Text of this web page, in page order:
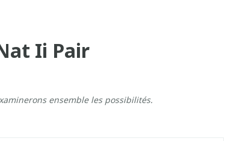
Ii Pair
ensemble les possibilités.